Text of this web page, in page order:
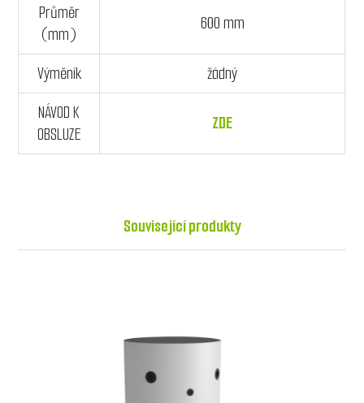
Průměr
(mm)
600 mm
Výměník
žádný
NÁVOD K
OBSLUZE
ZDE
Související produkty